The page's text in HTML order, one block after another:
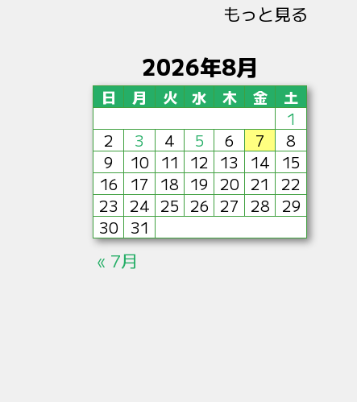
もっと見る
2026年8月
日 月 火 水 木 金
土
1
2
3 4 5 6 7
8
9
10 11 12 13 14
15
16
17 18 19 20 21
22
23
24 25 26 27 28
29
30
31
« 7月